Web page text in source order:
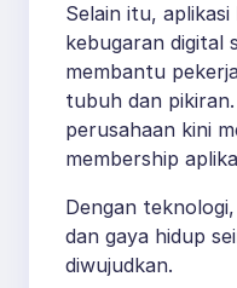
Selain itu,
kebugaran digital
membantu
tubuh dan
perusahaan kini
membership
Dengan
dan gaya hidup
diwujudkan.